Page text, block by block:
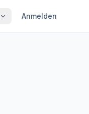
Anmelden